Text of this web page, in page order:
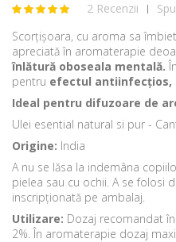
2 Recenzii |
Scorțișoara, cu aroma sa
apreciată în aromaterapie
înlătură oboseala mentală.
pentru efectul antiinfecțios,
Ideal pentru difuzoare de
Ulei esential natural si pur -
Origine: India
A nu se lăsa la indemâna
pielea sau cu ochii. A se folosi
inscripționată pe ambalaj.
Utilizare: Dozaj recomandat
2%. În aromaterapie dozaj